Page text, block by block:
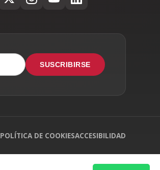
SUSCRIBIRSE
POLÍTICA DE COOKIESACCESIBILIDAD